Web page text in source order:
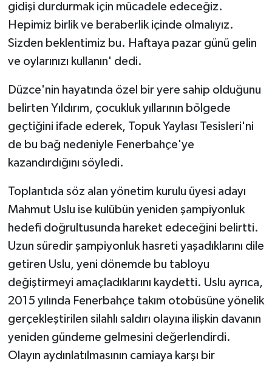
gidişi durdurmak için mücadele edeceğiz.
Hepimiz birlik ve beraberlik içinde olmalıyız.
Sizden beklentimiz bu. Haftaya pazar günü gelin
ve oylarınızı kullanın' dedi.
Düzce'nin hayatında özel bir yere sahip olduğunu
belirten Yıldırım, çocukluk yıllarının bölgede
geçtiğini ifade ederek, Topuk Yaylası Tesisleri'ni
de bu bağ nedeniyle Fenerbahçe'ye
kazandırdığını söyledi.
Toplantıda söz alan yönetim kurulu üyesi adayı
Mahmut Uslu ise kulübün yeniden şampiyonluk
hedefi doğrultusunda hareket edeceğini belirtti.
Uzun süredir şampiyonluk hasreti yaşadıklarını dile
getiren Uslu, yeni dönemde bu tabloyu
değiştirmeyi amaçladıklarını kaydetti. Uslu ayrıca,
2015 yılında Fenerbahçe takım otobüsüne yönelik
gerçekleştirilen silahlı saldırı olayına ilişkin davanın
yeniden gündeme gelmesini değerlendirdi.
Olayın aydınlatılmasının camiaya karşı bir